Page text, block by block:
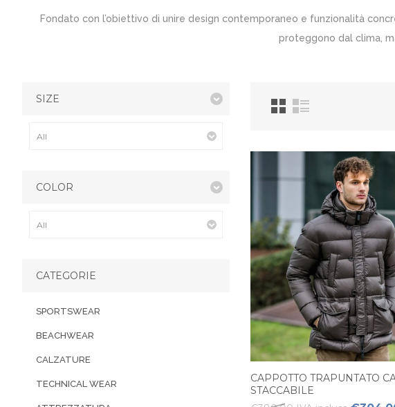
Fondato con l’obiettivo di unire design contemporaneo e funzionalità
proteggono dal clima,
CAPPOTTO TRAPUNTATO
STACCABILE
SIZE
COLOR
CATEGORIE
SPORTSWEAR
BEACHWEAR
CALZATURE
TECHNICAL WEAR